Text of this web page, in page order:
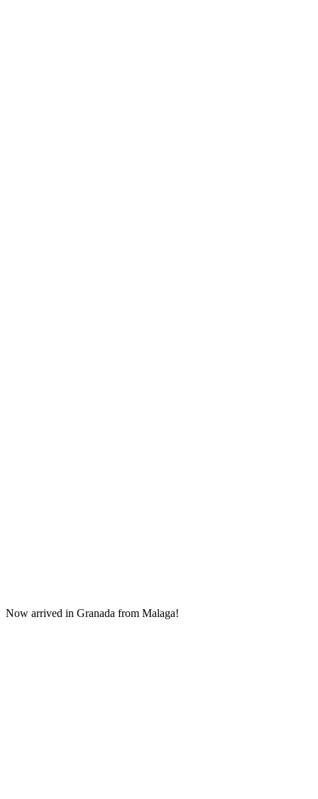
Now arrived in Granada from Malaga!